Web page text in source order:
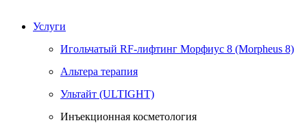
Услуги
Игольчатый RF-лифтинг Морфиус 8 (Morpheus 8)
Альтера терапия
Ультайт (ULTIGHT)
Инъекционная косметология